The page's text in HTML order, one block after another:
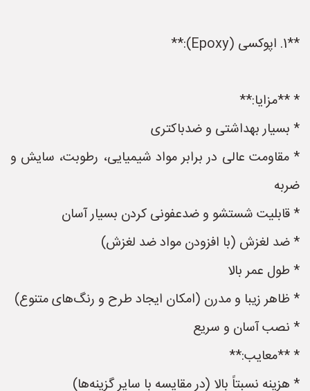
**1. اپوکسی (Epoxy):**
* **مزایا:**
* بسیار بهداشتی و ضدباکتری
* مقاومت عالی در برابر مواد شیمیایی، رطوبت، سایش و
ضربه
* قابلیت شستشو و ضدعفونی کردن بسیار آسان
* ضد لغزش (با افزودن مواد ضد لغزش)
* طول عمر بالا
* ظاهر زیبا و مدرن (امکان ایجاد طرح و رنگ‌های متنوع)
* نصب آسان و سریع
* **معایب:**
* هزینه نسبتاً بالا (در مقایسه با سایر گزینه‌ها)